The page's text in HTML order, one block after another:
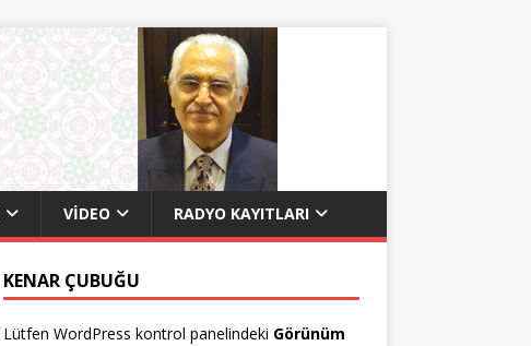
VIDEO RADYO KAYITLARI
KENAR ÇUBUĞU
Lütfen WordPress kontrol panelindeki Görünüm